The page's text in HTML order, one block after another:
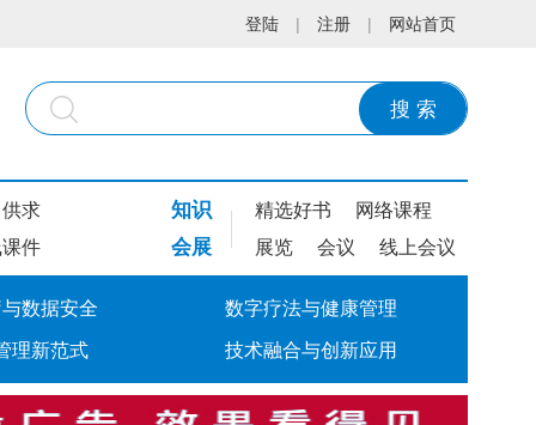
登陆 | 注册 | 网站首页
搜 索
供求
件
知识 精选好书 网络课程
会展 展览 会议 线上会议
数据安全 数字疗法与健康管理
理新范式 技术融合与创新应用